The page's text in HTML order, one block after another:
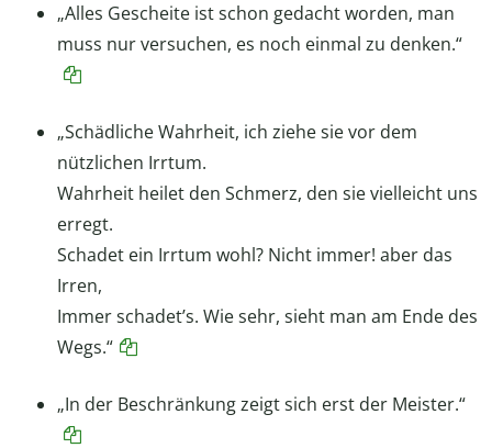
„Alles Gescheite ist schon gedacht worden, man
muss nur versuchen, es noch einmal zu denken.“
„Schädliche Wahrheit, ich ziehe sie vor dem
nützlichen Irrtum.
Wahrheit heilet den Schmerz, den sie vielleicht uns
erregt.
Schadet ein Irrtum wohl? Nicht immer! aber das
Irren,
Immer schadet’s. Wie sehr, sieht man am Ende des
Wegs.“
„In der Beschränkung zeigt sich erst der Meister.“